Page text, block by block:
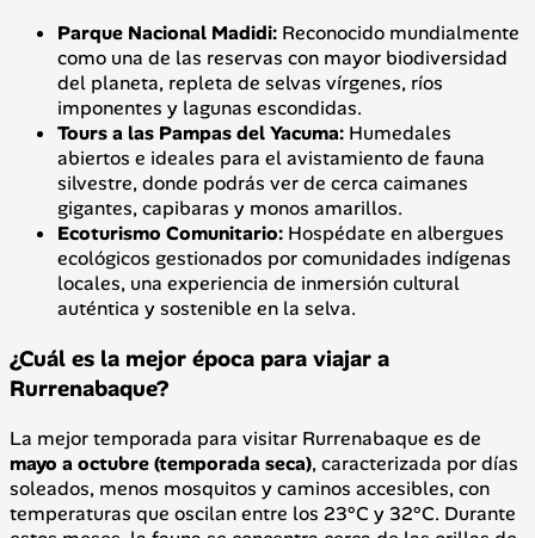
Parque Nacional Madidi: Reconocido mundialmente
como una de las reservas con mayor biodiversidad
del planeta, repleta de selvas vírgenes, ríos
imponentes y lagunas escondidas.
Tours a las Pampas del Yacuma: Humedales
abiertos e ideales para el avistamiento de fauna
silvestre, donde podrás ver de cerca caimanes
gigantes, capibaras y monos amarillos.
Ecoturismo Comunitario: Hospédate en albergues
ecológicos gestionados por comunidades indígenas
locales, una experiencia de inmersión cultural
auténtica y sostenible en la selva.
¿Cuál es la mejor época para viajar a
Rurrenabaque?
La mejor temporada para visitar Rurrenabaque es de
mayo a octubre (temporada seca), caracterizada por días
soleados, menos mosquitos y caminos accesibles, con
temperaturas que oscilan entre los 23°C y 32°C. Durante